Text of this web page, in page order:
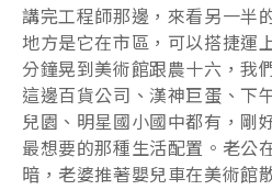
講完工程師那邊，來看另一半
地方是它在市區，可以搭捷運
分鐘晃到美術館跟農十六，我
這邊百貨公司、漢神巨蛋、下
兒園、明星國小國中都有，剛
最想要的那種生活配置。老公
暗，老婆推著嬰兒車在美術館